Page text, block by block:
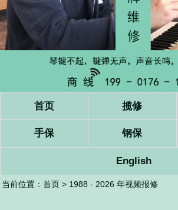
首页 揽修
手保 钢保
English
当前位置： 首页> 1988 - 2026 年视频报修